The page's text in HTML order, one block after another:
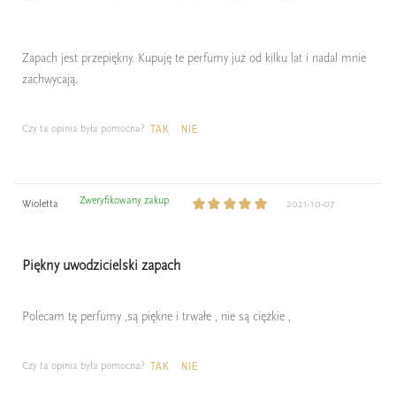
Zapach jest przepiękny. Kupuję te perfumy już od kilku lat i nadal mnie
zachwycają.
Czy ta opinia była pomocna? TAK NIE
Wioletta Zweryfikowany zakup 2021-10-07
Piękny uwodzicielski zapach
Polecam tę perfumy ,są piękne i trwałe , nie są ciężkie ,
Czy ta opinia była pomocna? TAK NIE